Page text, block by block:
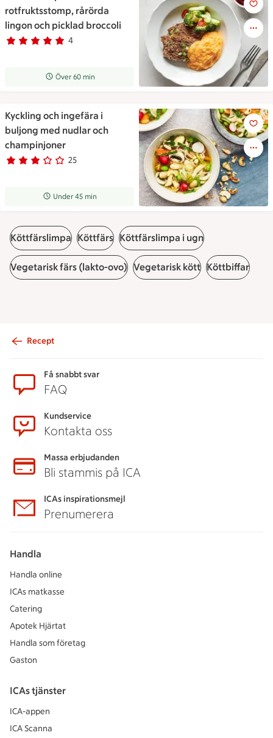
rotfruktsstomp, rårörda
lingon och picklad broccoli
Betyg 5 av 5.
4
4 personer har röstat
Receptet tar Över 60 min att tillaga
Över 60 min
Kyckling och ingefära i
buljong med nudlar och
champinjoner
Betyg 3 av 5.
25
25 personer har röstat
Receptet tar Under 45 min att tillaga
Under 45 min
Kyckling och ingefära i
Köttfärslimpa Köttfärs Köttfärslimpa i ugn
Vegetarisk färs (lakto-ovo) Vegetarisk kött Köttbiffar
Recept
Få snabbt svar
FAQ
Kundservice
Kontakta oss
Massa erbjudanden
Bli stammis på ICA
ICAs inspirationsmejl
Prenumerera
Handla
Handla online
ICAs matkasse
Catering
Apotek Hjärtat
Handla som företag
Gaston
ICAs tjänster
ICA-appen
ICA Scanna